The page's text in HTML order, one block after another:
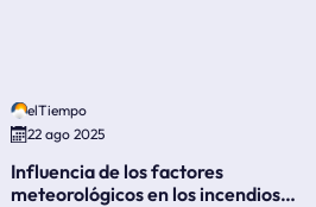
elTiempo
22 ago 2025
Influencia de los factores
meteorológicos en los incendios